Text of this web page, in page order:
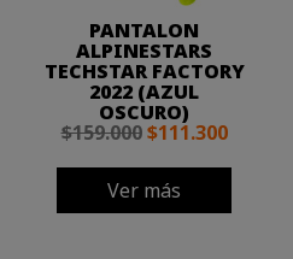
PANTALON
ALPINESTARS
TECHSTAR FACTORY
2022 (AZUL
OSCURO)
$159.000 $111.300
Ver más